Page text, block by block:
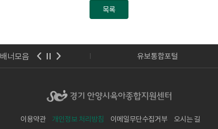
목록
배너모음
보육포털 유보통합포털
이용약관 개인정보 처리방침 이메일무단수집거부 오시는 길